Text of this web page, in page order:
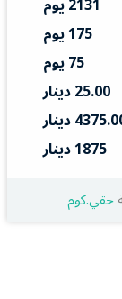
175 يوم
75 يوم
25.00 دينار
دينار
1875 دينار
حقي.كوم